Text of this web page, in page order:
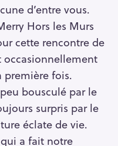
d’entre vous.
Hors les Murs
cette rencontre de
fois.
bousculé par le
surpris par le
éclate de vie.
a fait notre